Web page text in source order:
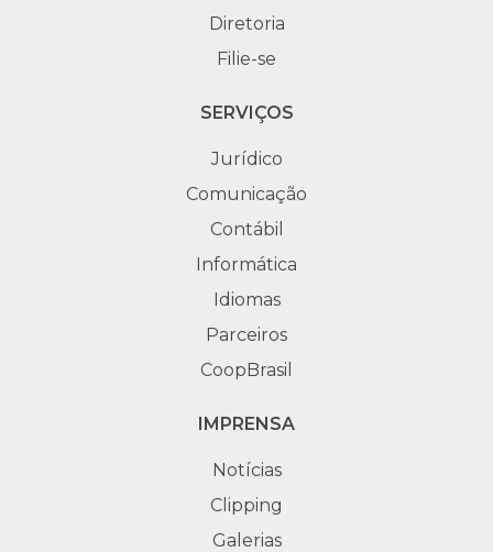
Diretoria
Filie-se
SERVIÇOS
Jurídico
Comunicação
Contábil
Informática
Idiomas
Parceiros
CoopBrasil
IMPRENSA
Notícias
Clipping
Galerias